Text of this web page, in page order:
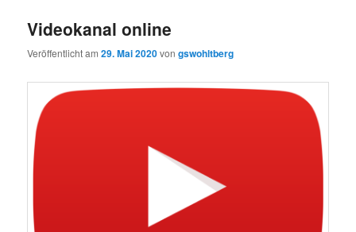
Videokanal online
Veröffentlicht am29. Mai 2020vongswohltberg